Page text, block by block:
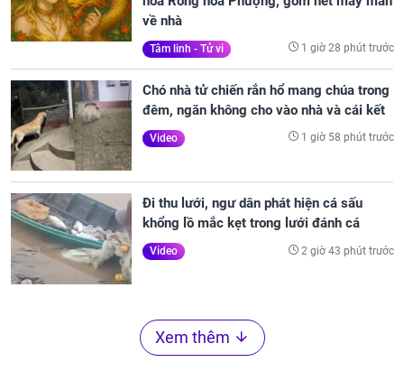
về nhà
Tâm linh - Tử vi 1 giờ 28 phút trước
Chó nhà tử chiến rắn hổ mang chúa trong
đêm, ngăn không cho vào nhà và cái kết
Video 1 giờ 58 phút trước
Đi thu lưới, ngư dân phát hiện cá sấu
khổng lồ mắc kẹt trong lưới đánh cá
Video 2 giờ 43 phút trước
Xem thêm